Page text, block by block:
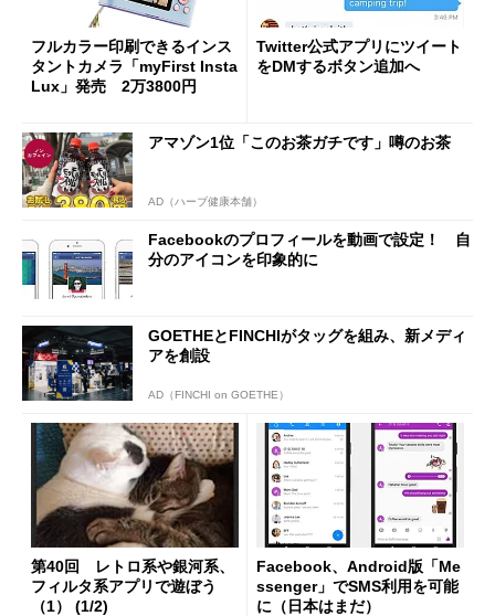
フルカラー印刷できるインス
タントカメラ「myFirst Insta
Lux」発売 2万3800円
Twitter公式アプリにツイート
をDMするボタン追加へ
アマゾン1位「このお茶ガチです」噂のお茶
AD（ハーブ健康本舗）
Facebookのプロフィールを動画で設定！ 自
分のアイコンを印象的に
GOETHEとFINCHIがタッグを組み、新メディ
アを創設
AD（FINCHI on GOETHE）
第40回 レトロ系や銀河系、
フィルタ系アプリで遊ぼう
（1） (1/2)
Facebook、Android版「Me
ssenger」でSMS利用を可能
に（日本はまだ）